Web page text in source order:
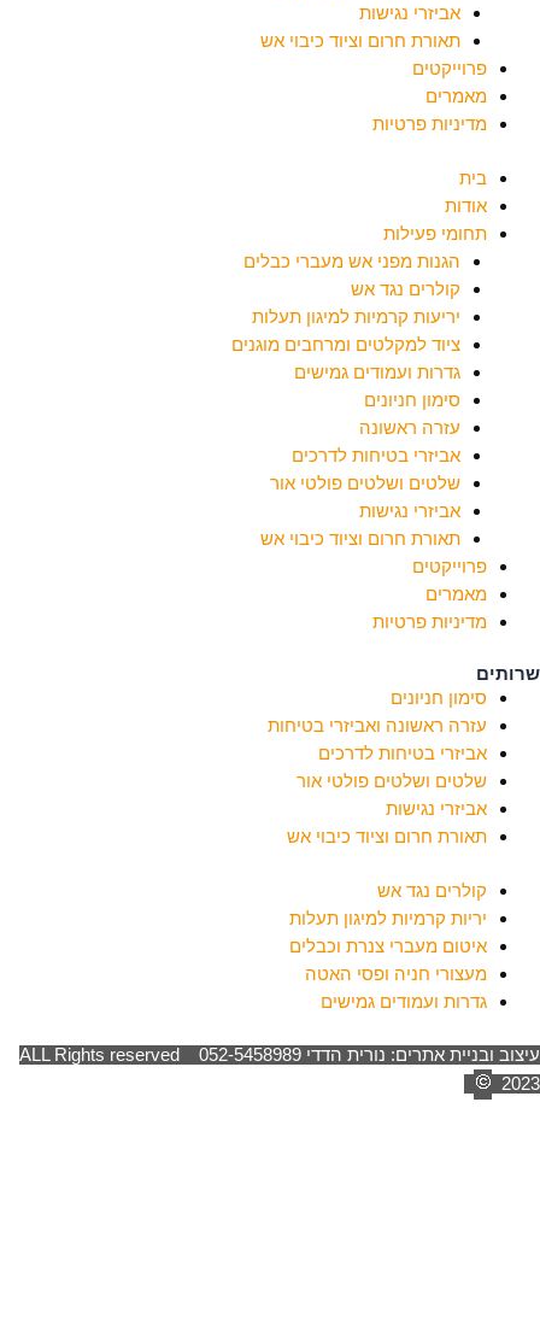
אביזרי נגישות
תאורת חרום וציוד כיבוי אש
פרוייקטים
מאמרים
מדיניות פרטיות
בית
אודות
תחומי פעילות
הגנות מפני אש מעברי כבלים
קולרים נגד אש
יריעות קרמיות למיגון תעלות
ציוד למקלטים ומרחבים מוגנים
גדרות ועמודים גמישים
סימון חניונים
עזרה ראשונה
אביזרי בטיחות לדרכים
שלטים ושלטים פולטי אור
אביזרי נגישות
תאורת חרום וציוד כיבוי אש
פרוייקטים
מאמרים
מדיניות פרטיות
שרותים
סימון חניונים
עזרה ראשונה ואביזרי בטיחות
אביזרי בטיחות לדרכים
שלטים ושלטים פולטי אור
אביזרי נגישות
תאורת חרום וציוד כיבוי אש
קולרים נגד אש
יריות קרמיות למיגון תעלות
איטום מעברי צנרת וכבלים
מעצורי חניה ופסי האטה
גדרות ועמודים גמישים
עיצוב ובניית אתרים: נורית הדדי 052-5458989 ALL Rights reserved
2023